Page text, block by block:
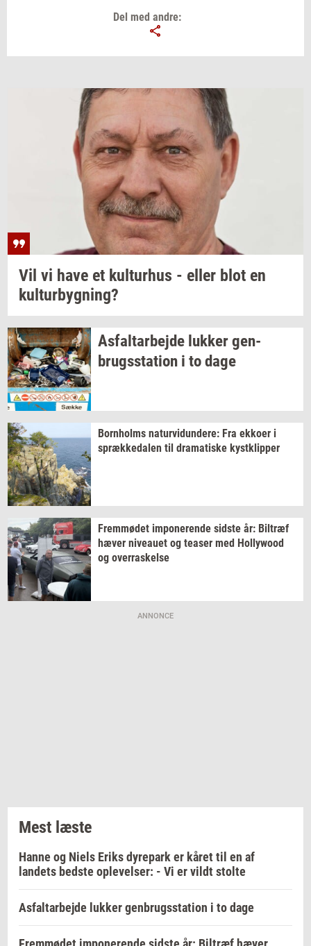
Del med andre:
Vil vi have et kul­tur­hus - eller blot en
kul­tur­byg­ning?
As­fal­t­ar­bej­de luk­kergen­
brugs­sta­tion i to dage
Born­holms na­tur­vi­dun­de­re: Fra ek­ko­er i
spræk­ke­da­len til dra­ma­ti­ske kyst­klip­per
Frem­mø­det im­po­ne­ren­de sid­ste år: Bil­træf
hæver ni­veau­et og tea­ser med Hol­lywood
og over­ra­skel­se
ANNONCE
Mest læste
Hanne og Niels Eriks dyrepark er kåret til en af
landets bedste oplevelser: - Vi er vildt stolte
Asfaltarbejde lukker genbrugsstation i to dage